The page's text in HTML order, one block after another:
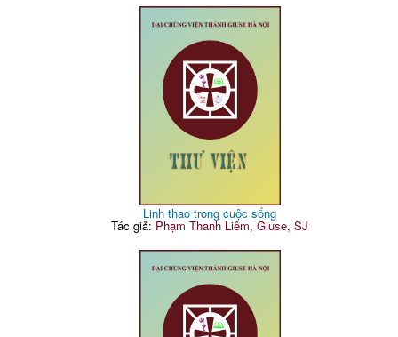
Linh thao trong cuộc sống
Tác giả: Phạm Thanh Liêm, Giuse, SJ